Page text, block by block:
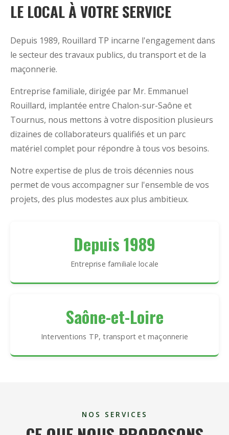
LE LOCAL À VOTRE SERVICE
Depuis 1989, Rouillard TP incarne l'engagement dans
le secteur des travaux publics, du transport et de la
maçonnerie.
Entreprise familiale, dirigée par Mr. Emmanuel
Rouillard, implantée entre Chalon-sur-Saône et
Tournus, nous mettons à votre disposition plusieurs
dizaines de collaborateurs qualifiés et un parc
matériel complet pour répondre à tous vos besoins.
Notre expertise de plus de trois décennies nous
permet de vous accompagner sur l'ensemble de vos
projets, des plus modestes aux plus ambitieux.
Depuis 1989
Entreprise familiale locale
Saône-et-Loire
Interventions TP, transport et maçonnerie
NOS SERVICES